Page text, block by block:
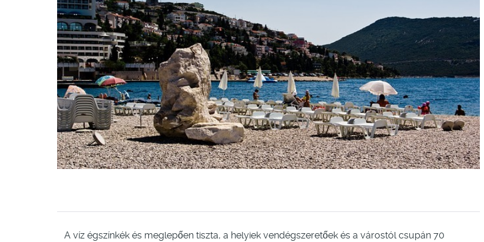
A víz égszínkék és meglepően tiszta, a helyiek vendégszeretőek és a várostól csupán 70